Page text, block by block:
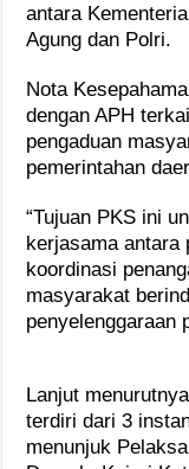
antara
Agung dan Polri.
Nota
dengan APH
pengaduan
pemerintahan
“Tujuan PKS ini
kerjasama antara
koordinasi
masyarakat
penyelenggaraan
Lanjut
terdiri dari 3
menunjuk